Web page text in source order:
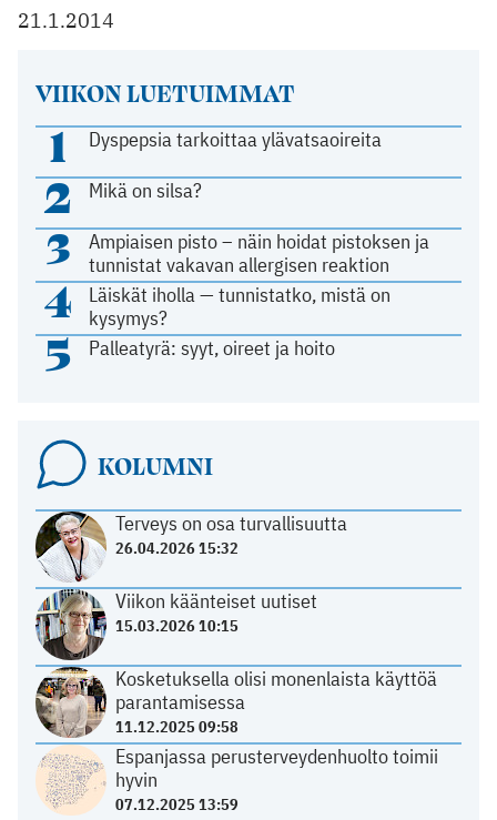
21.1.2014
VIIKON LUETUIMMAT
1 Dyspepsia tarkoittaa ylävatsaoireita
2 Mikä on silsa?
3
Ampiaisen pisto – näin hoidat pistoksen ja
tunnistat vakavan allergisen reaktion
4
Läiskät iholla — tunnistatko, mistä on
kysymys?
5 Palleatyrä: syyt, oireet ja hoito
KOLUMNI
Terveys on osa turvallisuutta
26.04.2026 15:32
Viikon käänteiset uutiset
15.03.2026 10:15
Kosketuksella olisi monenlaista käyttöä
parantamisessa
11.12.2025 09:58
Espanjassa perusterveydenhuolto toimii
hyvin
07.12.2025 13:59